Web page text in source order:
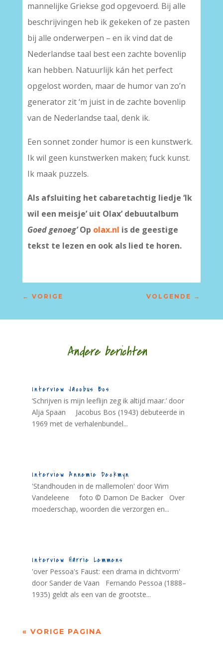
mannelijke Griekse god opgevoerd. Bij alle
beschrijvingen heb ik gekeken of ze pasten
bij alle onderwerpen – en ik vind dat de
Nederlandse taal best een zachte bovenlip
kan hebben. Natuurlijk kán het perfect
opgelost worden, maar de humor van zo’n
generator zit ‘m juist in de zachte bovenlip
van de Nederlandse taal, denk ik.
Een sonnet zonder humor is een kunstwerk.
Ik wil geen kunstwerken maken; fuck kunst.
Ik maak puzzels.
Als afsluiting het cabaretachtig liedje ‘Ik
wil een meisje’ uit Olax’ debuutalbum
Goed genoeg’Op olax.nl is de geestige
tekst te lezen en ook als lied te horen.
← VORIGE VOLGENDE →
Andere berichten
Interview Jacobus Bos
‘Schrijven is mijn leeflijn zeg ik altijd maar.’ door
Alja Spaan Jacobus Bos (1943) debuteerde in
1969 met de verhalenbundel...
Interview Annemie Deckmyn
'Standhouden in de mallemolen' door Wim
Vandeleene foto © Damon De Backer Over
moederschap, woorden die verzorgen en...
Interview Harrie Lemmens
'over Pessoa's Faust: een drama in dichtvorm'
door Sander de Vaan Fernando Pessoa (1888–
1935) geldt als een van de grootste...
« VORIGE PAGINA